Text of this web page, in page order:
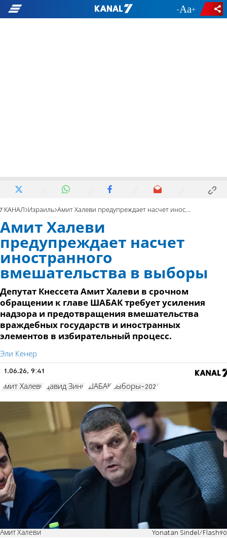
- +
7 КАНАЛ Израиль Амит Халеви предупреждает насчет иностранного вмешательства в выборы
Амит Халеви
предупреждает насчет
иностранного
вмешательства в выборы
Депутат Кнессета Амит Халеви в срочном
обращении к главе ШАБАК требует усиления
надзора и предотвращения вмешательства
враждебных государств и иностранных
элементов в избирательный процесс.
Эли Кенер
1.06.26, 9:41
Амит Халеви Давид Зини ШАБАК выборы-2026
Амит Халеви Yonatan Sindel/Flash90